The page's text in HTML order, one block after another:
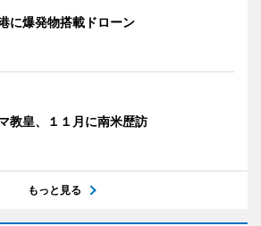
に爆発物搭載ドローン
教皇、１１月に南米歴訪
もっと見る